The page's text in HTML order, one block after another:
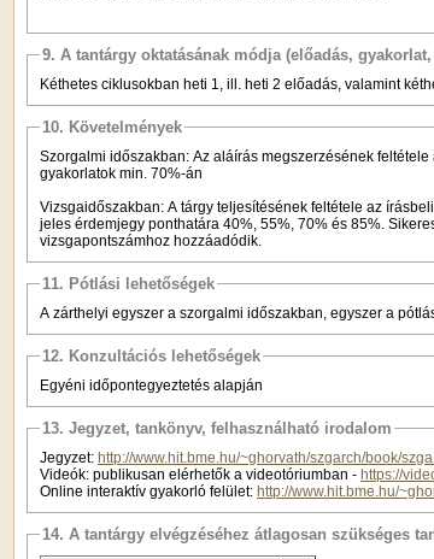
9. A tantárgy oktatásának módja (előadás,
Kéthetes ciklusokban heti 1, ill. heti 2 előadás, valamint
10. Követelmények
Szorgalmi időszakban: Az aláírás megszerzésének
gyakorlatok min. 70%-án
Vizsgaidőszakban: A tárgy teljesítésének feltétele az
jeles érdemjegy ponthatára 40%, 55%, 70% és 85%.
vizsgapontszámhoz hozzáadódik.
11. Pótlási lehetőségek
A zárthelyi egyszer a szorgalmi időszakban, egyszer a
12. Konzultációs lehetőségek
Egyéni időpontegyeztetés alapján
13. Jegyzet, tankönyv, felhasználható irodalom
Jegyzet: http://www.hit.bme.hu/~ghorvath/szgarch/book/
Videók: publikusan elérhetők a videotóriumban - https://
Online interaktív gyakorló felület: http://www.hit.bme.hu/
14. A tantárgy elvégzéséhez átlagosan szükséges